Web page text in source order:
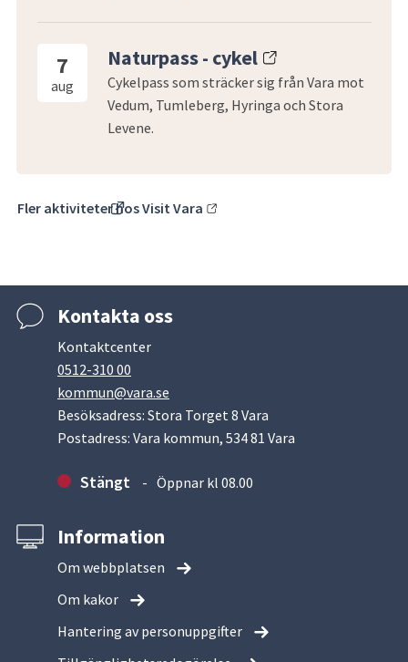
7
aug
Naturpass - cykel
Cykelpass som sträcker sig från Vara mot
Vedum, Tumleberg, Hyringa och Stora
Levene.
Fler aktiviteter hos Visit Vara
(länk till annan webbplats)
Kontakta oss
Kontaktcenter
0512-310 00
kommun@vara.se
Besöksadress: Stora Torget 8 Vara
Postadress: Vara kommun, 534 81 Vara
Stängt Öppnar kl 08.00
Information
Om webbplatsen
Om kakor
Hantering av personuppgifter